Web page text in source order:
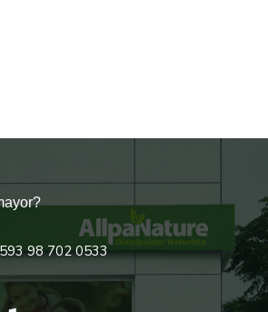
98 702 0533